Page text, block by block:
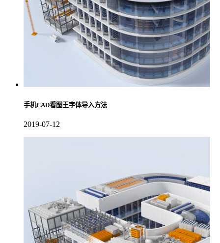
手机CAD看图王字体导入方法
2019-07-12